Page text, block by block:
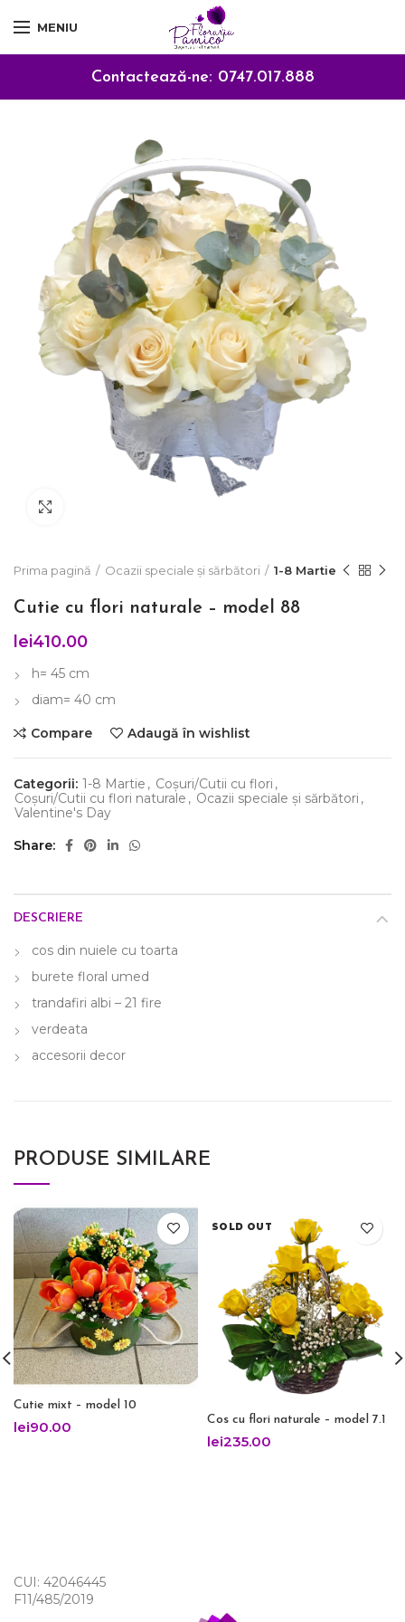
MENIU
Contactează-ne: 0747.017.888
Prima pagină Ocazii speciale și sărbători 1-8 Martie
Cutie cu flori naturale – model 88
lei410.00
h= 45 cm
diam= 40 cm
Compare Adaugă în wishlist
Categorii: 1-8 Martie , Coșuri/Cutii cu flori ,
Coșuri/Cutii cu flori naturale , Ocazii speciale și sărbători ,
Valentine's Day
Share
DESCRIERE
cos din nuiele cu toarta
burete floral umed
trandafiri albi – 21 fire
verdeata
accesorii decor
PRODUSE SIMILARE
Cutie mixt – model 10
lei90.00
SOLD OUT
Cos cu flori naturale – model 7.1
lei235.00
CUI: 42046445
F11/485/2019